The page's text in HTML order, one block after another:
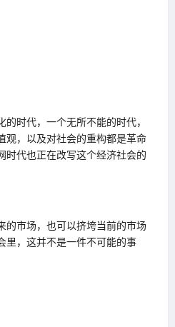
时代，一个无所不能的时代，
观，以及对社会的重构都是革命
时代也正在改写这个经济社会的
的市场，也可以挤垮当前的市场
，这并不是一件不可能的事